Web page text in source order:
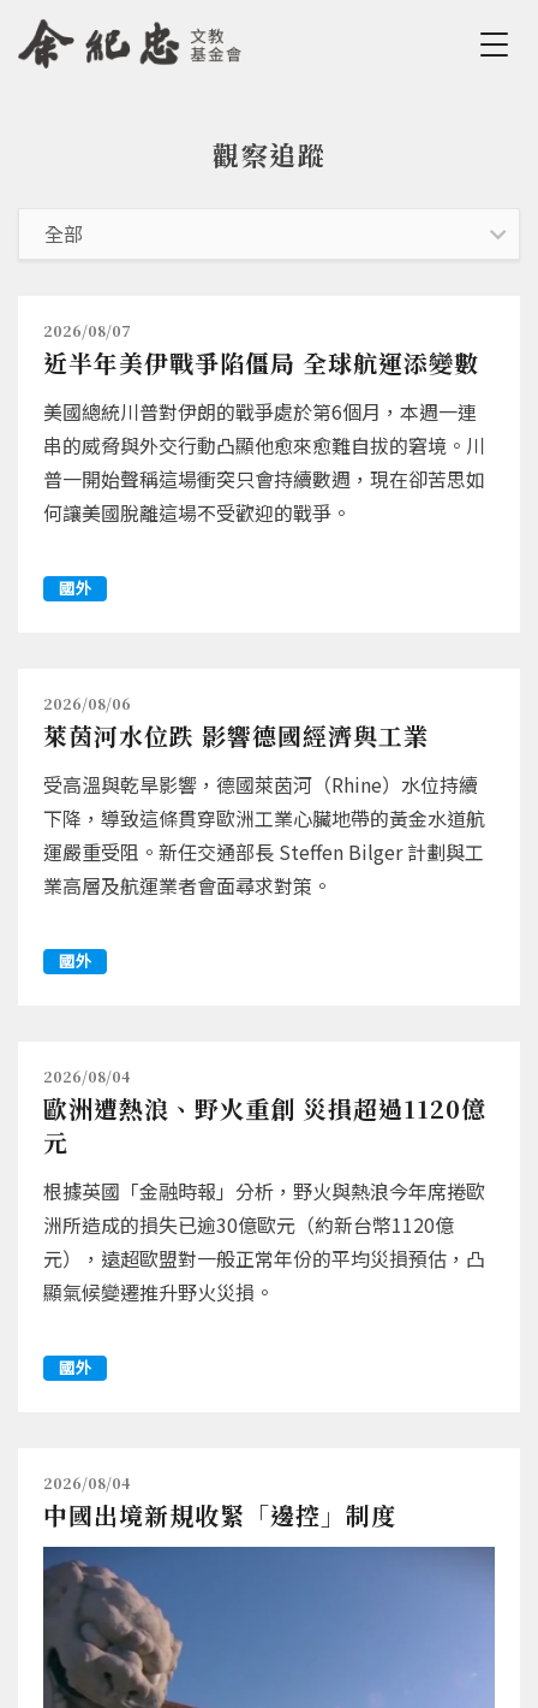
Jump to Navigation
Jump to Main content
觀察追蹤
2026/08/07
近半年美伊戰爭陷僵局 全球航運添變數
美國總統川普對伊朗的戰爭處於第6個月，本週一連
串的威脅與外交行動凸顯他愈來愈難自拔的窘境。川
普一開始聲稱這場衝突只會持續數週，現在卻苦思如
何讓美國脫離這場不受歡迎的戰爭。
國外
2026/08/06
萊茵河水位跌 影響德國經濟與工業
受高溫與乾旱影響，德國萊茵河（Rhine）水位持續
下降，導致這條貫穿歐洲工業心臟地帶的黃金水道航
運嚴重受阻。新任交通部長 Steffen Bilger 計劃與工
業高層及航運業者會面尋求對策。
國外
2026/08/04
歐洲遭熱浪、野火重創 災損超過1120億
元
根據英國「金融時報」分析，野火與熱浪今年席捲歐
洲所造成的損失已逾30億歐元（約新台幣1120億
元），遠超歐盟對一般正常年份的平均災損預估，凸
顯氣候變遷推升野火災損。
國外
2026/08/04
中國出境新規收緊「邊控」制度